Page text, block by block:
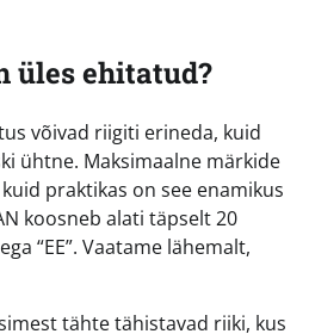
üles ehitatud?
võivad riigiti erineda, kuid
ühtne. Maksimaalne märkide
praktikas on see enamikus
koosneb alati täpselt 20
“EE”. Vaatame lähemalt,
tähte tähistavad riiki, kus